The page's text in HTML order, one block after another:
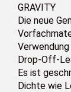
GRAVITY
Die neue
Drop-Off-
Es ist
Dichte wie